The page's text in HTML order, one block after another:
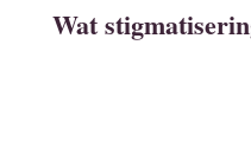
Wat